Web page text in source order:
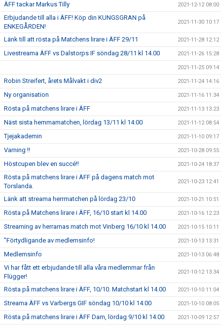
ÄFF tackar Markus Tilly 2021-12-12 08:00
Erbjudande till alla i ÄFF! Köp din KUNGSGRAN på
ENKEGÅRDEN!
2021-11-30 10:17
Länk till att rösta på Matchens lirare i ÄFF 29/11 2021-11-28 12:12
Livestreama ÄFF vs Dalstorps IF söndag 28/11 kl 14.00 2021-11-26 15:28
2021-11-25 09:14
Robin Streifert, årets Målvakt i div2 2021-11-24 14:16
Ny organisation 2021-11-16 11:34
Rösta på matchens lirare i ÄFF 2021-11-13 13:23
Näst sista hemmamatchen, lördag 13/11 kl 14:00 2021-11-12 08:54
Tjejakademin 2021-11-10 09:17
Varning !! 2021-10-28 09:55
Höstcupen blev en succé!! 2021-10-24 18:37
Rösta på matchens lirare i ÄFF på dagens match mot
Torslanda.
2021-10-23 12:41
Länk att streama herrmatchen på lördag 23/10 2021-10-21 10:51
Rösta på Matchens lirare i ÄFF, 16/10 start kl 14.00 2021-10-16 12:23
Streaming av herrarnas match mot Vinberg 16/10 kl 14.00 2021-10-15 10:11
”Förtydligande av medlemsinfo! 2021-10-13 13:31
Medlemsinfo 2021-10-13 06:48
Vi har fått ett erbjudande till alla våra medlemmar från
Flügger!
2021-10-12 13:34
Rösta på matchens lirare i ÄFF, 10/10. Matchstart kl 14.00 2021-10-10 11:04
Streama ÄFF vs Varbergs GIF söndag 10/10 kl 14:00 2021-10-10 08:05
Rösta på matchens lirare i ÄFF Dam, lördag 9/10 kl 14.00 2021-10-09 12:57